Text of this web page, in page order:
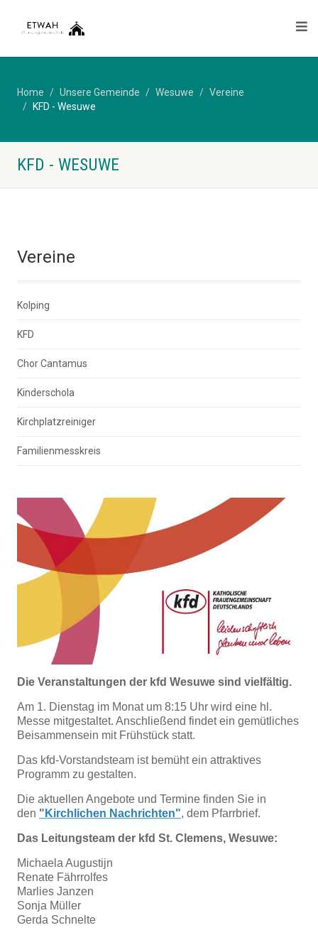
Home Unsere Gemeinde Wesuwe
Vereine
KFD - Wesuwe
KFD - WESUWE
Vereine
Kolping
KFD
Chor Cantamus
Kinderschola
Kirchplatzreiniger
Familienmesskreis
Die Veranstaltungen der kfd Wesuwe sind vielfältig.
Am 1. Dienstag im Monat um 8:15 Uhr wird eine hl.
Messe mitgestaltet. Anschließend findet ein gemütliches
Beisammensein mit Frühstück statt.
Das kfd-Vorstandsteam ist bemüht ein attraktives
Programm zu gestalten.
Die aktuellen Angebote und Termine finden Sie in
den "Kirchlichen Nachrichten", dem Pfarrbrief.
Das Leitungsteam der kfd St. Clemens, Wesuwe:
Michaela Augustijn
Renate Fährrolfes
Marlies Janzen
Sonja Müller
Gerda Schnelte